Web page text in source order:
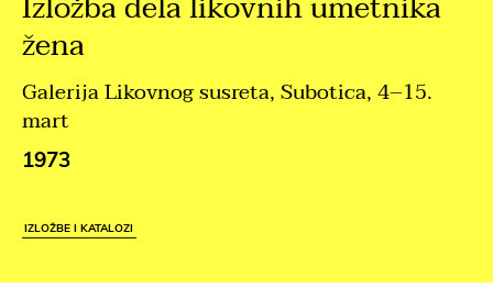
žena
Galerija Likovnog susreta, Subotica, 4–15.
mart
1973
IZLOŽBE I KATALOZI